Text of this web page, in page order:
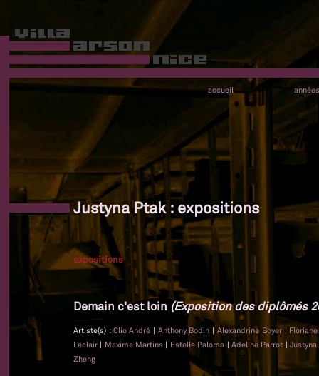
accueil années
Justyna Ptak : expositions
expositions
Demain c'est loin (Exposition des diplômés
Artiste(s) : Clio André | Anthony Bodin | Alexandrine Boyer |
Leclair | Maxime Martins | Estelle Paloma | Adeline Parrot |
Zheng